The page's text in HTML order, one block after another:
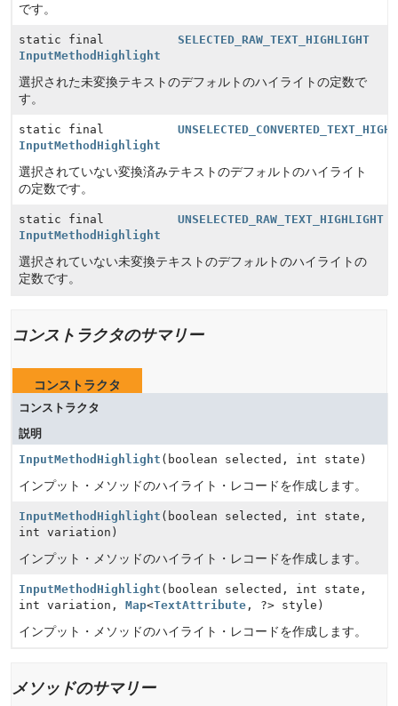
です。
static final
InputMethodHighlight
SELECTED_RAW_TEXT_HIGHLIGHT
選択された未変換テキストのデフォルトのハイライトの定数で
す。
static final
InputMethodHighlight
選択されていない変換済みテキストのデフォルトのハイライト
の定数です。
static final
InputMethodHighlight
UNSELECTED_RAW_TEXT_HIGHLIGHT
選択されていない未変換テキストのデフォルトのハイライトの
定数です。
コンストラクタのサマリー
コンストラクタ
コンストラクタ
説明
InputMethodHighlight (boolean selected, int state)
インプット・メソッドのハイライト・レコードを作成します。
InputMethodHighlight (boolean selected, int state,
int variation)
インプット・メソッドのハイライト・レコードを作成します。
InputMethodHighlight (boolean selected, int state,
int variation, Map<TextAttribute , ?> style)
インプット・メソッドのハイライト・レコードを作成します。
メソッドのサマリー